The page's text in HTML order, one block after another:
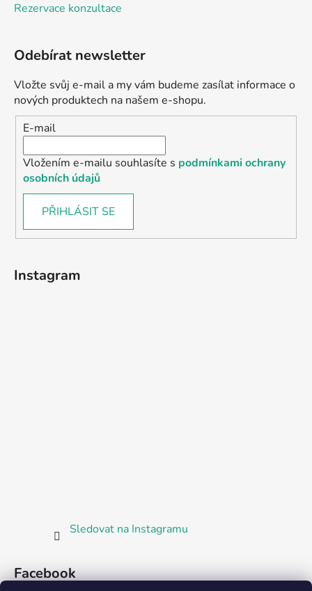
Rezervace konzultace
Odebírat newsletter
Vložte svůj e-mail a my vám budeme zasílat informace o
nových produktech na našem e-shopu.
E-mail
Vložením e-mailu souhlasíte s podmínkami ochrany
osobních údajů
PŘIHLÁSIT SE
Instagram
Sledovat na Instagramu
Facebook